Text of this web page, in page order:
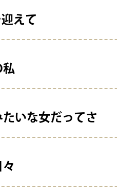
えて
いな女だってさ